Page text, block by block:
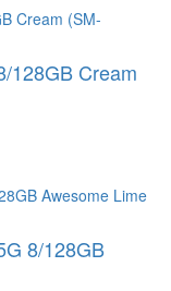
128GB Cream
8/128GB